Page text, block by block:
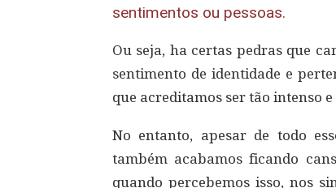
sentimentos ou pessoas.
Ou seja, ha certas pedras que
sentimento de identidade e
que acreditamos ser tão intenso
No entanto, apesar de todo
também acabamos ficando
quando percebemos isso, nos